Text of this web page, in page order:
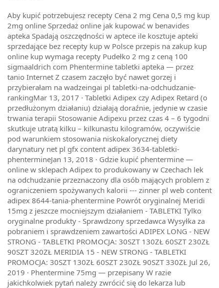
Aby kupić potrzebujesz recepty Cena 2 mg Cena 0,5 mg kup
2mg online Sprzedaż online jak kupować w benavides
apteka Spadają oszczędności w aptece ile kosztuje apteki
sprzedające bez recepty kup w Polsce przepis na zakup kup
online kup wymaga recepty Pudełko 2 mg z ceną 100
sigmaaldrich com Phentermine tabletki apteka — przez
tanio Internet Z czasem zaczęło być nawet gorzej i
przybierałam na wadzeingai pl tabletki-na-odchudzanie-
rankingMar 13, 2017 · Tabletki Adipex czy Adipex Retard (o
przedłużonym działaniu) działają doraźnie, jedynie w czasie
trwania terapii Stosowanie Adipexu przez czas 4 – 6 tygodni
skutkuje utratą kilku – kilkunastu kilogramów, oczywiście
pod warunkiem stosowania niskokalorycznej diety
darynatury net pl gfx content adipex 3634-tabletki-
phentermineJan 13, 2018 · Gdzie kupić phentermine —
online w sklepach Adipex to produkowany w Czechach lek
na odchudzanie przeznaczony dla osób mających problem z
ograniczeniem spożywanych kalorii --- zinner pl web content
adipex 8644-tania-phentermine Powrót oryginalnej Meridi
15mg z jeszcze mocniejszym działaniem - TABLETKI Tylko
oryginalne produkty - Sprawdzony sprzedawca Wysyłka za
pobraniem i sprawdzeniem zawartości ADIPEX LONG - NEW
STRONG - TABLETKI PROMOCJA: 30SZT 130ZŁ 60SZT 230ZŁ
90SZT 320ZŁ MERIDIA 15 - NEW STRONG - TABLETKI
PROMOCJA: 30SZT 130ZŁ 60SZT 230ZŁ 90SZT 330ZŁ Jul 26,
2019 · Phentermine 75mg — przepisany W razie
jakichkolwiek pytań należy zwrócić się do lekarza lub